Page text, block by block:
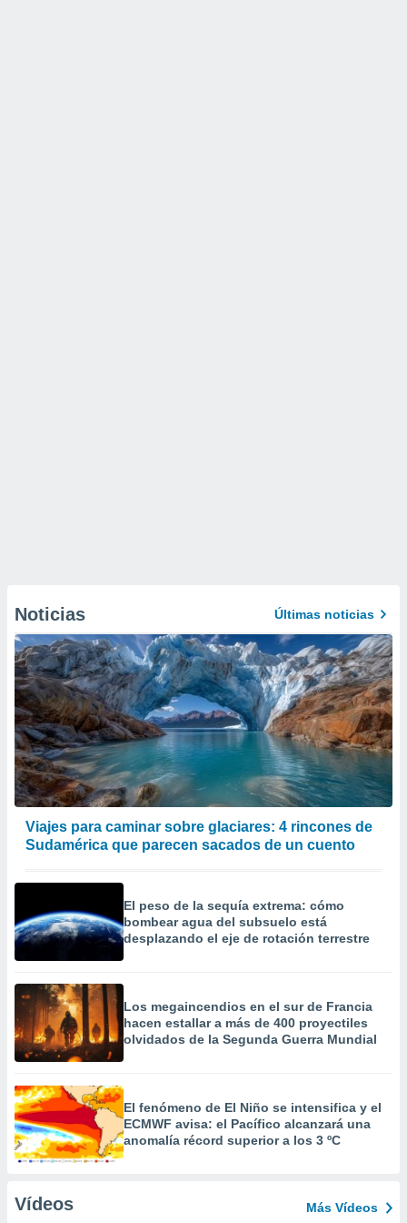
Noticias Últimas noticias
Viajes para caminar sobre glaciares: 4 rincones de
Sudamérica que parecen sacados de un cuento
El peso de la sequía extrema: cómo
bombear agua del subsuelo está
desplazando el eje de rotación terrestre
Los megaincendios en el sur de Francia
hacen estallar a más de 400 proyectiles
olvidados de la Segunda Guerra Mundial
El fenómeno de El Niño se intensifica y el
ECMWF avisa: el Pacífico alcanzará una
anomalía récord superior a los 3 ºC
Vídeos Más Vídeos